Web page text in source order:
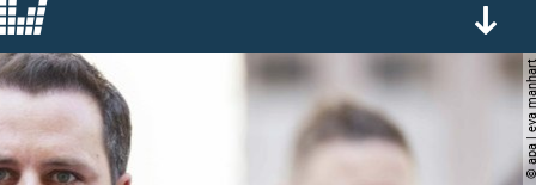
© apa |